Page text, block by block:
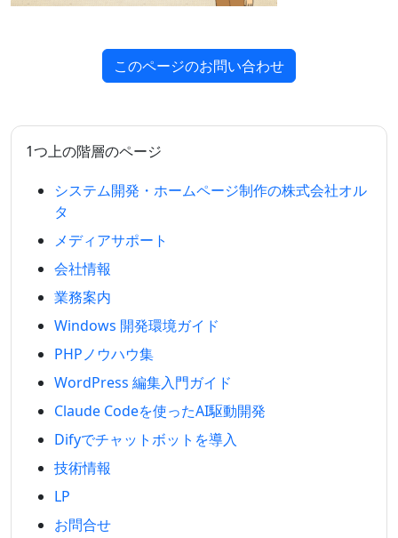
このページのお問い合わせ
1つ上の階層のページ
システム開発・ホームページ制作の株式会社オル
タ
メディアサポート
会社情報
業務案内
Windows 開発環境ガイド
PHPノウハウ集
WordPress 編集入門ガイド
Claude Codeを使ったAI駆動開発
Difyでチャットボットを導入
技術情報
LP
お問合せ